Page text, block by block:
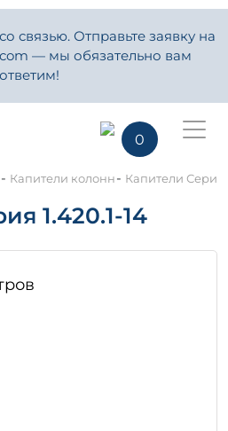
связью. Отправьте заявку на
— мы обязательно вам
ответим!
0
- Капители колонн- Капители Серия
1.420.1-14